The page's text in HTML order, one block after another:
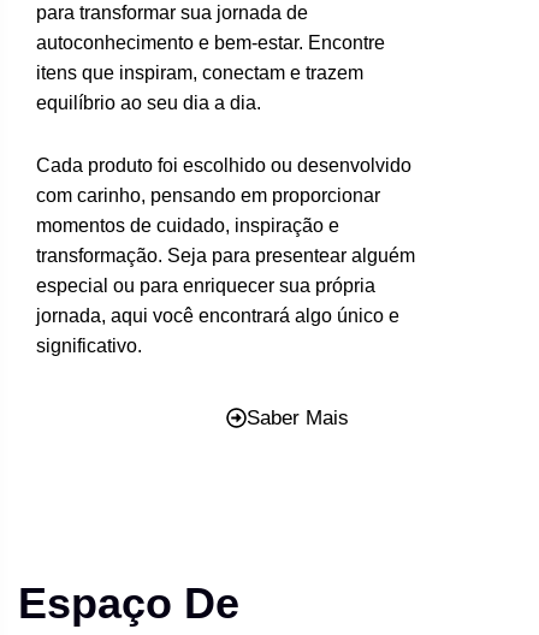
para transformar sua jornada de
autoconhecimento e bem-estar. Encontre
itens que inspiram, conectam e trazem
equilíbrio ao seu dia a dia.
Cada produto foi escolhido ou desenvolvido
com carinho, pensando em proporcionar
momentos de cuidado, inspiração e
transformação. Seja para presentear alguém
especial ou para enriquecer sua própria
jornada, aqui você encontrará algo único e
significativo.
Saber Mais
Espaço De